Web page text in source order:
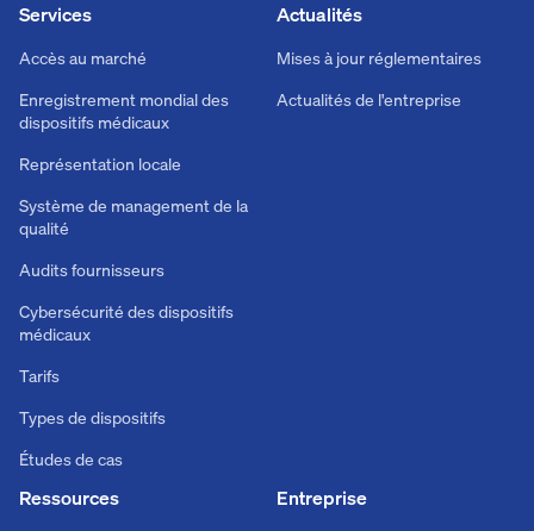
Actualités
Mises à jour réglementaires
Actualités de l'entreprise
Services
Accès au marché
Enregistrement mondial des
dispositifs médicaux
Représentation locale
Système de management de la
qualité
Audits fournisseurs
Cybersécurité des dispositifs
médicaux
Tarifs
Types de dispositifs
Études de cas
Ressources Entreprise